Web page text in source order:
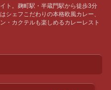
ト。麹町駅・半蔵門駅から徒歩3分
シェフこだわりの本格欧風カレー、
・カクテルも楽しめるカレーレスト